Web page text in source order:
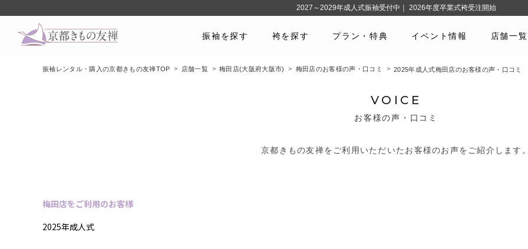
振袖を探す 袴を探す プラン・特典 イベント情報 店舗一覧
振袖レンタル・購入の京都きもの友禅TOP 店舗一覧 梅田店(大阪府大阪市) 梅田店のお客様の声・口コミ 2025年成人式梅田店のお客様の声・口コミ
VOICE
お客様の声・口コミ
京都きもの友禅をご利用いただいたお客様のお声をご紹介します
梅田店をご利用のお客様
2025年成人式
2027～2029年成人式振袖受付中｜ 2026年度卒業式袴受注開始